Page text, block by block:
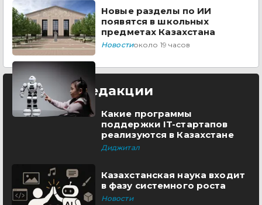
Новые разделы по ИИ
появятся в школьных
предметах Казахстана
Новостиоколо 19 часов
Выбор редакции
Какие программы
поддержки IT-стартапов
реализуются в Казахстане
Диджитал
Казахстанская наука входит
в фазу системного роста
Новости